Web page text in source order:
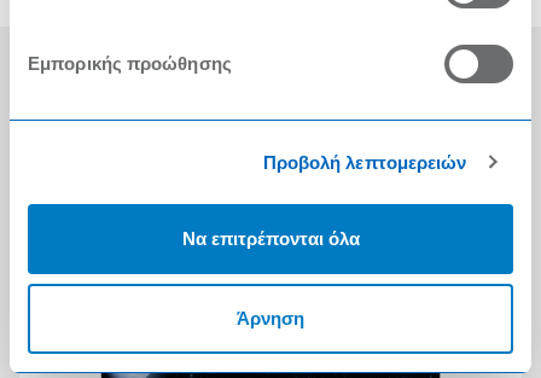
Εμπορικής προώθησης
Προβολή λεπτομερειών
Να επιτρέπονται όλα
Άρνηση